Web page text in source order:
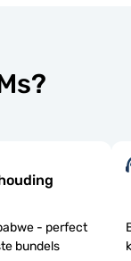
- perfect
bundels